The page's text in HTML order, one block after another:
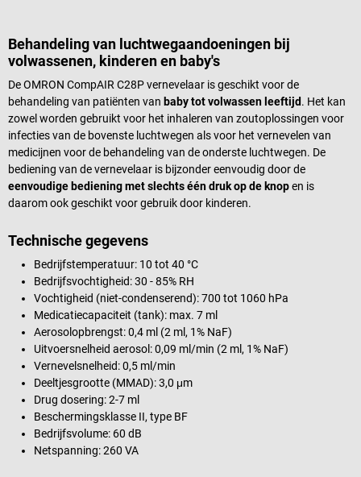
Behandeling van luchtwegaandoeningen bij
volwassenen, kinderen en baby's
De OMRON CompAIR C28P vernevelaar is geschikt voor de
behandeling van patiënten van baby tot volwassen leeftijd. Het kan
zowel worden gebruikt voor het inhaleren van zoutoplossingen voor
infecties van de bovenste luchtwegen als voor het vernevelen van
medicijnen voor de behandeling van de onderste luchtwegen. De
bediening van de vernevelaar is bijzonder eenvoudig door de
eenvoudige bediening met slechts één druk op de knopen is
daarom ook geschikt voor gebruik door kinderen.
Technische gegevens
Bedrijfstemperatuur: 10 tot 40 °C
Bedrijfsvochtigheid: 30 - 85% RH
Vochtigheid (niet-condenserend): 700 tot 1060 hPa
Medicatiecapaciteit (tank): max. 7 ml
Aerosolopbrengst: 0,4 ml (2 ml, 1% NaF)
Uitvoersnelheid aerosol: 0,09 ml/min (2 ml, 1% NaF)
Vernevelsnelheid: 0,5 ml/min
Deeltjesgrootte (MMAD): 3,0 μm
Drug dosering: 2-7 ml
Beschermingsklasse II, type BF
Bedrijfsvolume: 60 dB
Netspanning: 260 VA